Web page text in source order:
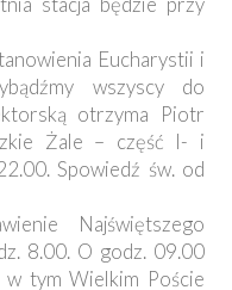
Eucharystii i
wszyscy do
otrzyma Piotr
Żale – część I- i
Spowiedź św. od
Najświętszego
8.00. O godz. 09.00
tym Wielkim Poście